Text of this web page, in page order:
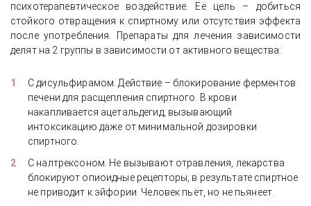
психотерапевтическое воздействие. Её цель – добиться
стойкого отвращения к спиртному или отсутствия эффекта
после употребления. Препараты для лечения зависимости
делят на 2 группы в зависимости от активного вещества:
С дисульфирамом. Действие – блокирование ферментов
печени для расщепления спиртного. В крови
накапливается ацетальдегид, вызывающий
интоксикацию даже от минимальной дозировки
спиртного.
С налтрексоном. Не вызывают отравления, лекарства
блокируют опиоидные рецепторы, в результате спиртное
не приводит к эйфории. Человек пьёт, но не пьянеет.